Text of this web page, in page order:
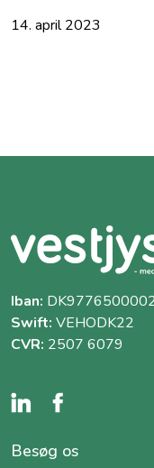
14. april 2023
Iban:
Swift: VEHODK22
CVR: 2507 6079
Besøg os